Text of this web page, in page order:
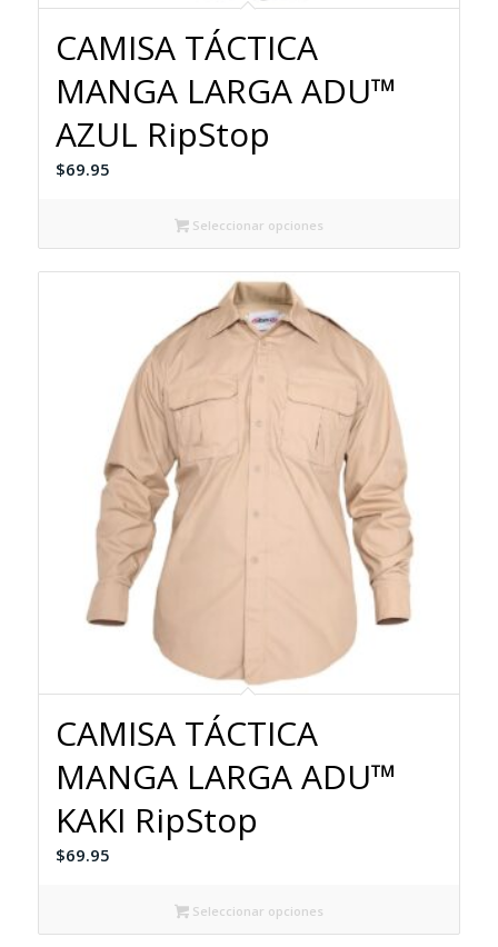
CAMISA TÁCTICA
MANGA LARGA ADU™
AZUL RipStop
$69.95
Seleccionar opciones
CAMISA TÁCTICA
MANGA LARGA ADU™
KAKI RipStop
$69.95
Seleccionar opciones